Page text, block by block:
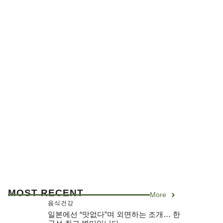
MOST RECENT More
음식건강
일본에선 “맛없다”며 외면하는 조개… 한